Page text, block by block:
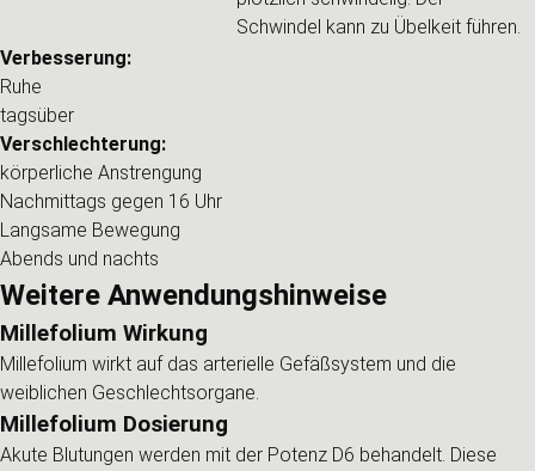
Schwindel kann zu Übelkeit führen.
Verbesserung:
Ruhe
tagsüber
Verschlechterung:
körperliche Anstrengung
Nachmittags gegen 16 Uhr
Langsame Bewegung
Abends und nachts
Weitere Anwendungshinweise
Millefolium Wirkung
Millefolium wirkt auf das arterielle Gefäßsystem und die
weiblichen Geschlechtsorgane.
Millefolium Dosierung
Akute Blutungen werden mit der Potenz D6 behandelt. Diese